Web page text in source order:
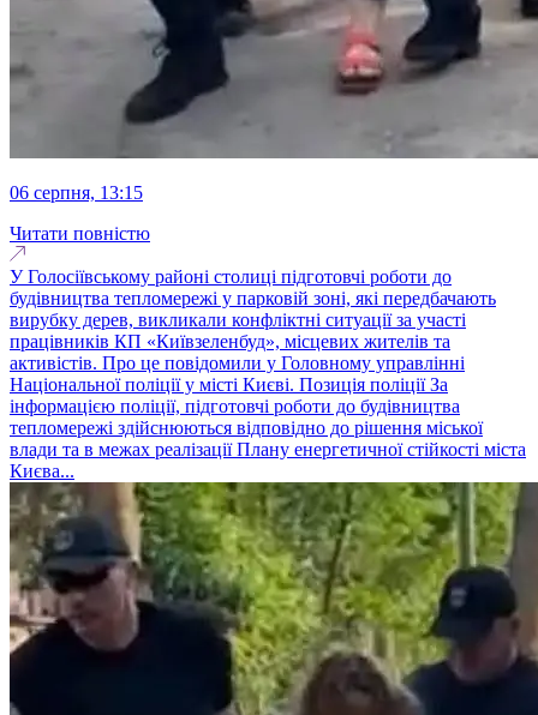
06 серпня, 13:15
Читати повністю
У Голосіївському районі столиці підготовчі роботи до
будівництва тепломережі у парковій зоні, які передбачають
вирубку дерев, викликали конфліктні ситуації за участі
працівників КП «Київзеленбуд», місцевих жителів та
активістів. Про це повідомили у Головному управлінні
Національної поліції у місті Києві. Позиція поліції За
інформацією поліції, підготовчі роботи до будівництва
тепломережі здійснюються відповідно до рішення міської
влади та в межах реалізації Плану енергетичної стійкості міста
Києва...